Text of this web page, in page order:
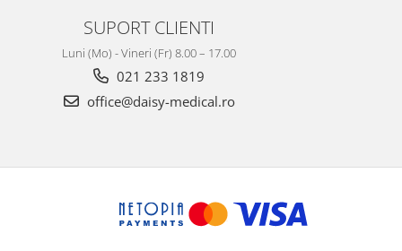
SUPORT CLIENTI
Luni (Mo) - Vineri (Fr) 8.00 – 17.00
021 233 1819
office@daisy-medical.ro